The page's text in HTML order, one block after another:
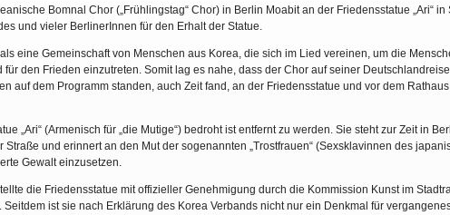
Bomnal Chor („Frühlingstag“ Chor) in Berlin Moabit an der Friedensstatue „Ari“ in
und vieler BerlinerInnen für den Erhalt der Statue.
eine Gemeinschaft von Menschen aus Korea, die sich im Lied vereinen, um die
den Frieden einzutreten. Somit lag es nahe, dass der Chor auf seiner
auf dem Programm standen, auch Zeit fand, an der Friedensstatue und vor dem
„Ari“ (Armenisch für „die Mutige“) bedroht ist entfernt zu werden. Sie steht zur Zeit in
und erinnert an den Mut der sogenannten „Trostfrauen“ (Sexsklavinnen des
Gewalt einzusetzen.
die Friedensstatue mit offizieller Genehmigung durch die Kommission Kunst im
ist sie nach Erklärung des Korea Verbands nicht nur ein Denkmal für